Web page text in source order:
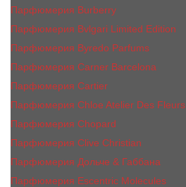
Парфюмерия Burberry
Парфюмерия Bvlgari Limited Edition
Парфюмерия Byredo Parfums
Парфюмерия Carner Barcelona
Парфюмерия Cartier
Парфюмерия Chloe Atelier Des Fleurs
Парфюмерия Сhopard
Парфюмерия Clive Christian
Парфюмерия Дольче & Габбана
Парфюмерия Escentric Molecules